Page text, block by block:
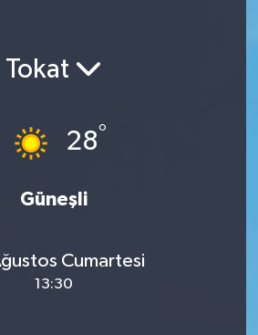
Tokat
28°
Güneşli
Cumartesi
13:30